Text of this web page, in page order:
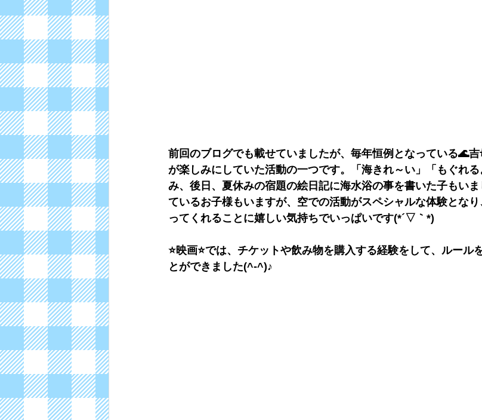
前回のブログでも載せていましたが、毎年恒例となっている🌊
が楽しみにしていた活動の一つです。「海きれ～い」「もぐれ
み、後日、夏休みの宿題の絵日記に海水浴の事を書いた子もい
ているお子様もいますが、空での活動がスペシャルな体験とな
ってくれることに嬉しい気持ちでいっぱいです(*´▽｀*)
⭐映画⭐では、チケットや飲み物を購入する経験をして、ルール
とができました(^-^)♪